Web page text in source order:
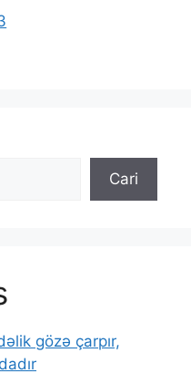
Cari
gözə çarpır,